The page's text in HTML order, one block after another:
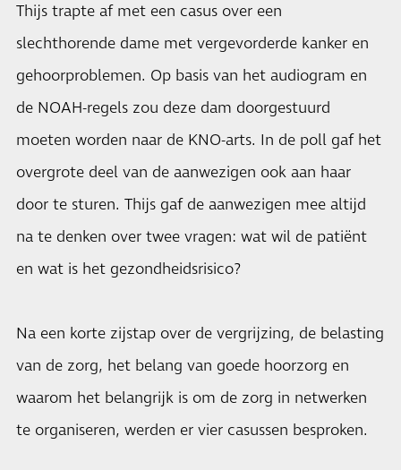
Thijs trapte af met een casus over een
slechthorende dame met vergevorderde kanker en
gehoorproblemen. Op basis van het audiogram en
de NOAH-regels zou deze dam doorgestuurd
moeten worden naar de KNO-arts. In de poll gaf het
overgrote deel van de aanwezigen ook aan haar
door te sturen. Thijs gaf de aanwezigen mee altijd
na te denken over twee vragen: wat wil de patiënt
en wat is het gezondheidsrisico?
Na een korte zijstap over de vergrijzing, de belasting
van de zorg, het belang van goede hoorzorg en
waarom het belangrijk is om de zorg in netwerken
te organiseren, werden er vier casussen besproken.